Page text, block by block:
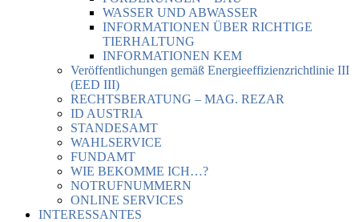
WASSER UND ABWASSER
INFORMATIONEN ÜBER RICHTIGE
TIERHALTUNG
INFORMATIONEN KEM
Veröffentlichungen gemäß Energieeffizienzrichtlinie III
(EED III)
RECHTSBERATUNG – MAG. REZAR
ID AUSTRIA
STANDESAMT
WAHLSERVICE
FUNDAMT
WIE BEKOMME ICH…?
NOTRUFNUMMERN
ONLINE SERVICES
INTERESSANTES